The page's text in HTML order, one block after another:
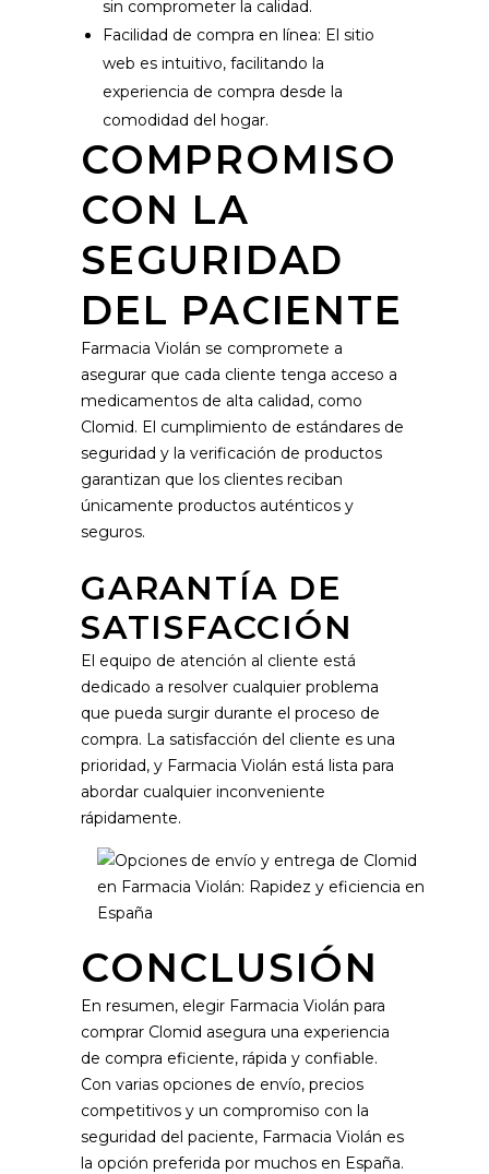
sin comprometer la calidad.
Facilidad de compra en línea: El sitio
web es intuitivo, facilitando la
experiencia de compra desde la
comodidad del hogar.
COMPROMISO
CON LA
SEGURIDAD
DEL PACIENTE
Farmacia Violán se compromete a
asegurar que cada cliente tenga acceso a
medicamentos de alta calidad, como
Clomid. El cumplimiento de estándares de
seguridad y la verificación de productos
garantizan que los clientes reciban
únicamente productos auténticos y
seguros.
GARANTÍA DE
SATISFACCIÓN
El equipo de atención al cliente está
dedicado a resolver cualquier problema
que pueda surgir durante el proceso de
compra. La satisfacción del cliente es una
prioridad, y Farmacia Violán está lista para
abordar cualquier inconveniente
rápidamente.
CONCLUSIÓN
En resumen, elegir Farmacia Violán para
comprar Clomid asegura una experiencia
de compra eficiente, rápida y confiable.
Con varias opciones de envío, precios
competitivos y un compromiso con la
seguridad del paciente, Farmacia Violán es
la opción preferida por muchos en España.